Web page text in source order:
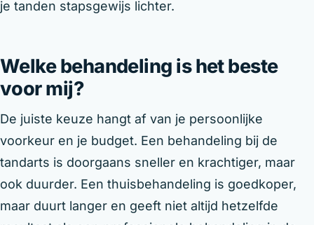
je tanden stapsgewijs lichter.
Welke behandeling is het beste
voor mij?
De juiste keuze hangt af van je persoonlijke
voorkeur en je budget. Een behandeling bij de
tandarts is doorgaans sneller en krachtiger, maar
ook duurder. Een thuisbehandeling is goedkoper,
maar duurt langer en geeft niet altijd hetzelfde